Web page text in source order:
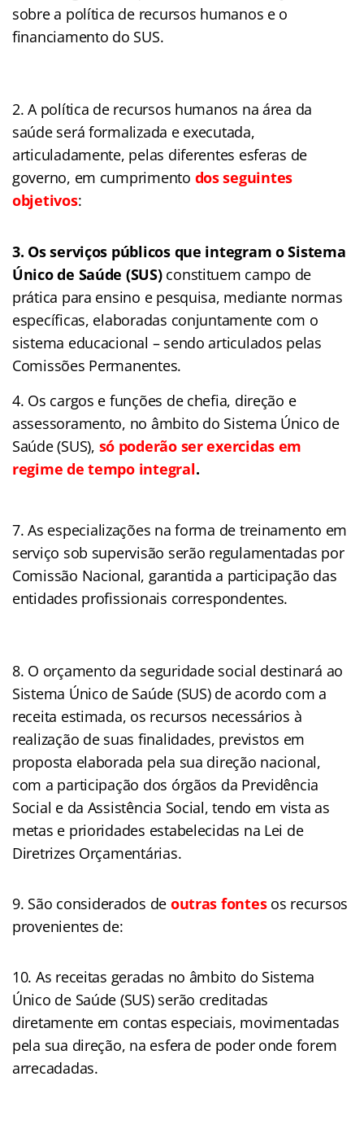
sobre a política de recursos humanos e o
financiamento do SUS.
A política de recursos humanos na área da
saúde será formalizada e executada,
articuladamente, pelas diferentes esferas de
governo, em cumprimento dos seguintes
objetivos:
3. Os serviços públicos que integram o Sistema
Único de Saúde (SUS)constituem campo de
prática para ensino e pesquisa, mediante normas
específicas, elaboradas conjuntamente com o
sistema educacional – sendo articulados pelas
Comissões Permanentes.
4. Os cargos e funções de chefia, direção e
assessoramento, no âmbito do Sistema Único de
Saúde (SUS), só poderão ser exercidas em
regime de tempo integral.
As especializações na forma de treinamento em
serviço sob supervisão serão regulamentadas por
Comissão Nacional, garantida a participação das
entidades profissionais correspondentes.
O orçamento da seguridade social destinará ao
Sistema Único de Saúde (SUS) de acordo com a
receita estimada, os recursos necessários à
realização de suas finalidades, previstos em
proposta elaborada pela sua direção nacional,
com a participação dos órgãos da Previdência
Social e da Assistência Social, tendo em vista as
metas e prioridades estabelecidas na Lei de
Diretrizes Orçamentárias.
São considerados de outras fontesos recursos
provenientes de:
As receitas geradas no âmbito do Sistema
Único de Saúde (SUS) serão creditadas
diretamente em contas especiais, movimentadas
pela sua direção, na esfera de poder onde forem
arrecadadas.